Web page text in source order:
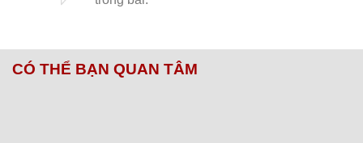
CÓ THỂ BẠN QUAN TÂM